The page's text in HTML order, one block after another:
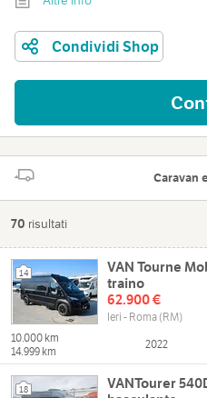
Condividi Shop
Caravan
70 risultati
14
VAN Tourne
traino
62.900 €
Ieri - Roma (RM)
10.000 km
14.999 km
2022
18
VANTourer